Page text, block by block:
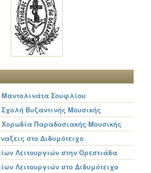
Μαντολινάτα Σουφλίου
Σχολή Βυζαντινής Μουσικής
Χορωδία Παραδοσιακής Μουσικής
στο Διδυμότειχο
Λειτουργιών στην Ορεστιάδα
Λειτουργιών στο Διδυμότειχο